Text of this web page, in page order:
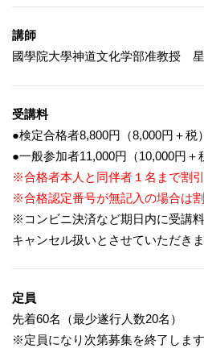
講師
國學院大學神道文化学部准教授
受講料
●検定合格者8,800円（8,000円＋
●一般参加者11,000円（10,000円＋
※合格者本人と同伴者１名まで割引
※合格認定番号が無記入の場合は
※コンビニ決済など期日内に受講
キャンセル扱いとさせていただきま
定員
先着60名（最少遂行人数20名）
※定員になり次第募集を終了します